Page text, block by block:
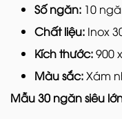
Số ngăn: 10
Chất liệu: Inox
Kích thước:900
Màu sắc:Xám
Mẫu 30 ngăn siêu